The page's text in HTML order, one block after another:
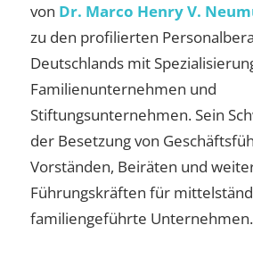
von Dr. Marco Henry V.
zu den profilierten
Deutschlands mit
Familienunternehmen und
Stiftungsunternehmen. Sein
der Besetzung von
Vorständen, Beiräten und
Führungskräften für
familiengeführte Unternehmen.